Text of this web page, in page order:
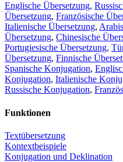
Englische Übersetzung,
Übersetzung, Französische
Italienische Übersetzung,
Übersetzung, Chinesische
Portugiesische Übersetzung,
Übersetzung, Finnische
Spanische Konjugation,
Konjugation, Italienische
Russische Konjugation,
Funktionen
Textübersetzung
Kontextbeispiele
Konjugation und Deklination